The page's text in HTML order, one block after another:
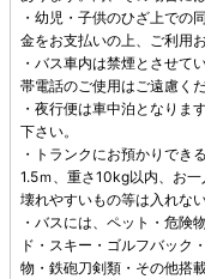
・幼児・子供のひざ上での
金をお支払いの上、ご利用
・バス車内は禁煙とさせて
帯電話のご使用はご遠慮くだ
・夜行便は車中泊となりま
下さい。
・トランクにお預かりでき
1.5ｍ、重さ10kg以内、お
壊れやすいもの等は入れな
・バスには、ペット・危険
ド・スキー・ゴルフバック
物・鉄砲刀剣類・その他搭